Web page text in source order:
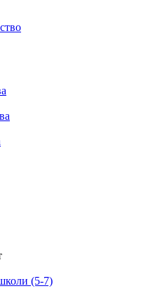
(5-7)